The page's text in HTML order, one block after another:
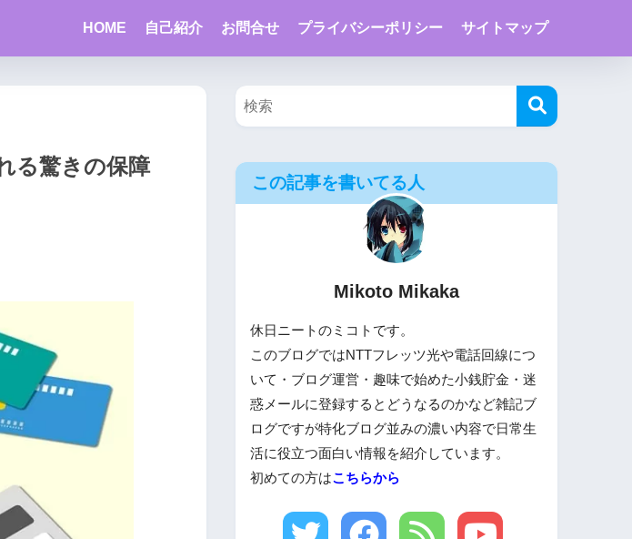
HOME 自己紹介 お問合せ プライバシーポリシー サイトマップ
る驚きの保障
この記事を書いてる人
Mikoto Mikaka
休日ニートのミコトです。
このブログではNTTフレッツ光や電話回線につ
いて・ブログ運営・趣味で始めた小銭貯金・迷
惑メールに登録するとどうなるのかなど雑記ブ
ログですが特化ブログ並みの濃い内容で日常生
活に役立つ面白い情報を紹介しています。
初めての方はこちらから